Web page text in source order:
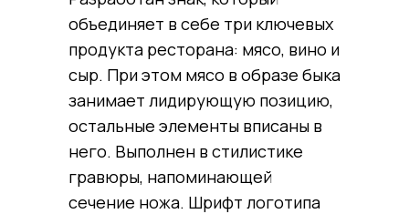
объединяет в себе три ключевых
продукта ресторана: мясо, вино и
сыр. При этом мясо в образе быка
занимает лидирующую позицию,
остальные элементы вписаны в
него. Выполнен в стилистике
гравюры, напоминающей
сечение ножа. Шрифт логотипа